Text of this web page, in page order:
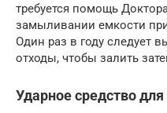
требуется помощь
замыливании емкости
Один раз в году следует
отходы, чтобы залить
Ударное средство для